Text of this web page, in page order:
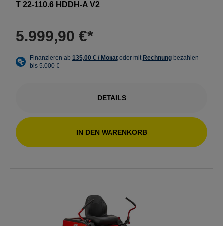
T 22-110.6 HDDH-A V2
5.999,90 €*
DETAILS
IN DEN WARENKORB